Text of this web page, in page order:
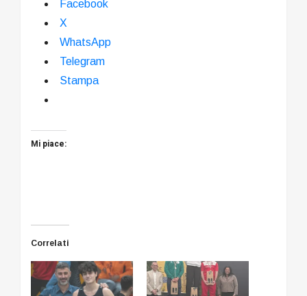
Facebook
X
WhatsApp
Telegram
Stampa
Mi piace:
Correlati